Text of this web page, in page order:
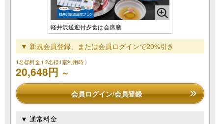
軽井沢送迎付夕食は会席膳
▼ 新規会員登録、または会員ログインで20%引き
1名様料金( 2名様1室利用時 )
20,648円 ～
会員ログイン/会員登録
▼ 通常料金